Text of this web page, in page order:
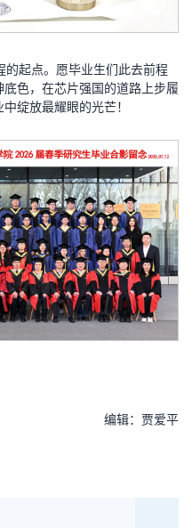
的起点。愿毕业生们此去前程
色，在芯片强国的道路上步履
绽放最耀眼的光芒！
编辑：贾爱平